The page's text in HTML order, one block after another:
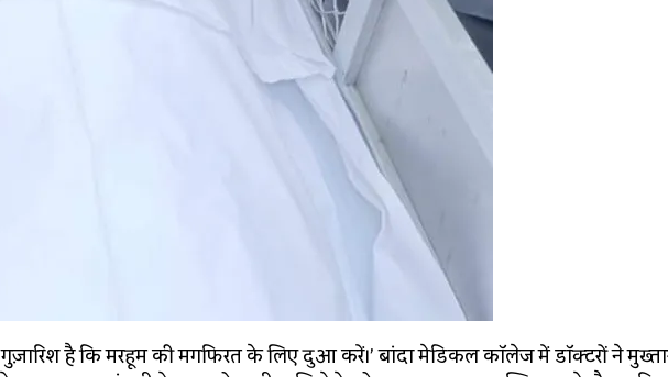
है कि मरहूम की मगफिरत के लिए दुआ करें।’ बांदा मेडिकल कॉलेज में डॉक्टरों ने